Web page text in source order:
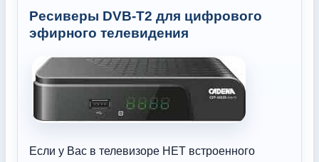
Ресиверы DVB-T2 для цифрового
эфирного телевидения
Если у Вас в телевизоре НЕТ встроенного